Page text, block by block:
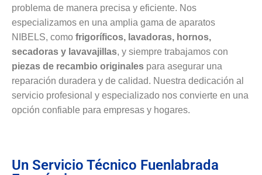
problema de manera precisa y eficiente. Nos
especializamos en una amplia gama de aparatos
NIBELS, como frigoríficos, lavadoras, hornos,
secadoras y lavavajillas, y siempre trabajamos con
piezas de recambio originales para asegurar una
reparación duradera y de calidad. Nuestra dedicación al
servicio profesional y especializado nos convierte en una
opción confiable para empresas y hogares.
Un Servicio Técnico Fuenlabrada